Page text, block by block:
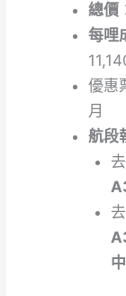
總價
每哩
優惠
月
航段
中